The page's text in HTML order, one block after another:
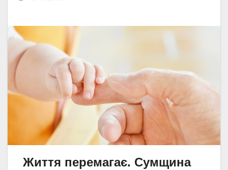
Життя перемагає. Сумщина